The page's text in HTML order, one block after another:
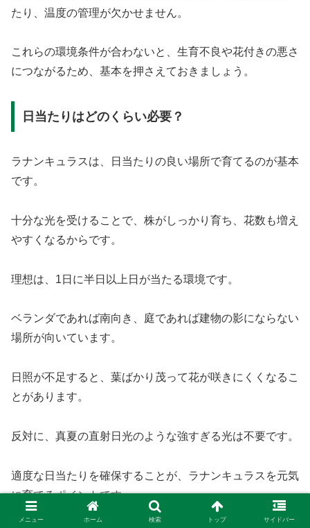
たり、温度の管理が欠かせません。
これらの環境条件が合わないと、生育不良や花付きの悪さ
につながるため、基本を押さえておきましょう。
日当たりはどのくらい必要？
ラナンキュラスは、日当たりの良い場所で育てるのが基本
です。
十分な光を受けることで、株がしっかり育ち、花数も増え
やすくなるからです。
理想は、1日に半日以上日が当たる環境です。
ベランダであれば南向き、庭であれば建物の影にならない
場所が向いています。
日照が不足すると、葉ばかり茂って花が咲きにくくなるこ
とがあります。
反対に、真夏の直射日光のような強すぎる光は不要です。
適度な日当たりを確保することが、ラナンキュラスを元気
に育てるポイントです。
メニュー ホーム 検索 トップ サイドバー